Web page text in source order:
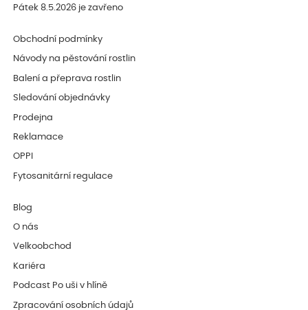
Pátek 8.5.2026 je zavřeno
Obchodní podmínky
Návody na pěstování rostlin
Balení a přeprava rostlin
Sledování objednávky
Prodejna
Reklamace
OPPI
Fytosanitární regulace
Blog
O nás
Velkoobchod
Kariéra
Podcast Po uši v hlíně
Zpracování osobních údajů